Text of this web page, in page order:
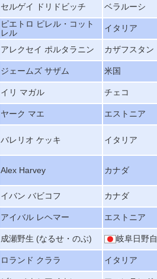
セルゲイ ドリドビッチ ベラルーシ
ピエトロ ピレル・コット
レル
イタリア
アレクセイ ポルタラニン カザフスタン
ジェームズ サザム 米国
イリ マガル チェコ
ヤーク マエ エストニア
バレリオ ケッキ イタリア
Alex Harvey カナダ
イバン バビコフ カナダ
アイバル レヘマー エストニア
成瀬野生 (なるせ・のぶ) 岐阜日野
ロランド クララ イタリア